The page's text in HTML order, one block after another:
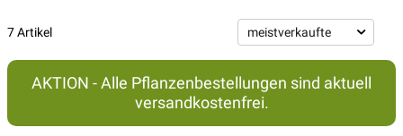
Schwarze Johannisbeeren (Cassissima®)(14)
Saure Johannisbeeren(4)
Süsse Johannisbeeren(7)
Zwerg-Johannisbeere(4)
7 Artikel
AKTION - Alle Pflanzenbestellungen sind aktuell
versandkostenfrei.